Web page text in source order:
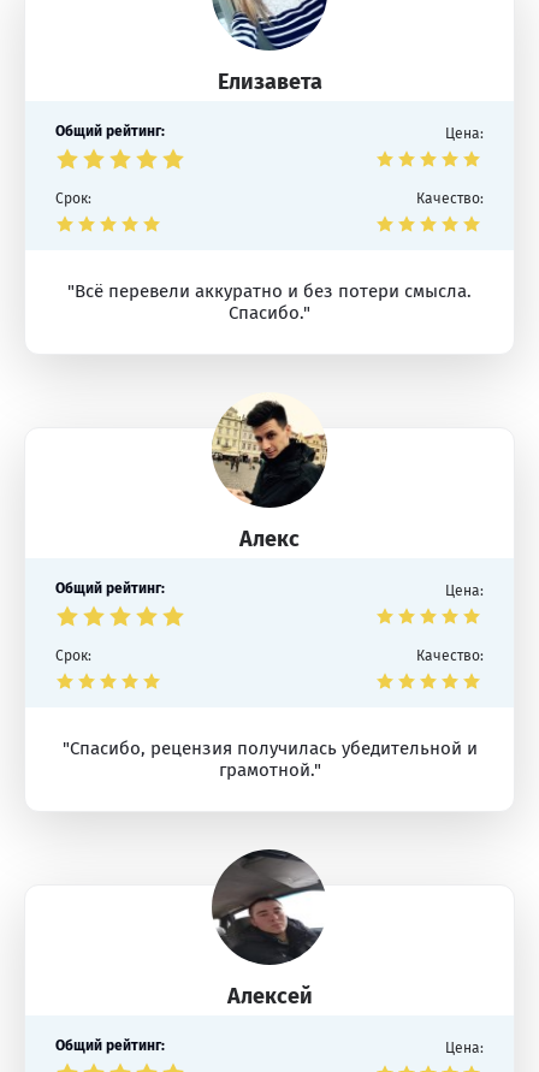
Елизавета
Общий рейтинг: Цена:
Срок: Качество:
"Всё перевели аккуратно и без потери смысла.
Спасибо."
Алекс
Общий рейтинг: Цена:
Срок: Качество:
"Спасибо, рецензия получилась убедительной и
грамотной."
Алексей
Общий рейтинг: Цена: